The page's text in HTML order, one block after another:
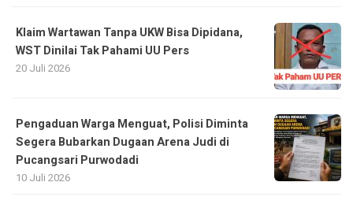
Klaim Wartawan Tanpa UKW Bisa Dipidana,
WST Dinilai Tak Pahami UU Pers
20 Juli 2026
Pengaduan Warga Menguat, Polisi Diminta
Segera Bubarkan Dugaan Arena Judi di
Pucangsari Purwodadi
10 Juli 2026